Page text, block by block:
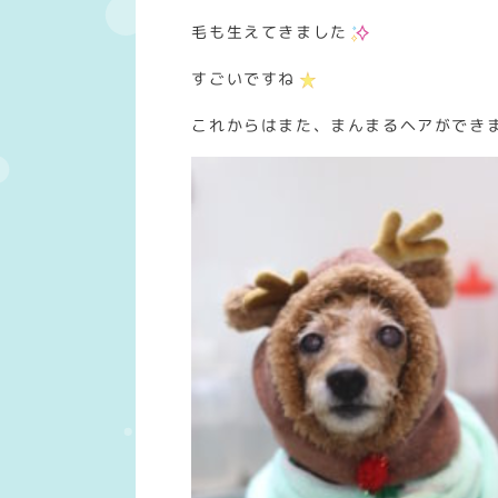
毛も生えてきました
すごいですね
これからはまた、まんまるヘアができ